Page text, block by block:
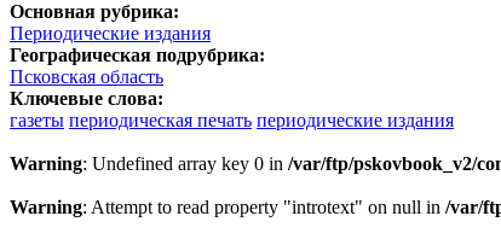
Основная рубрика:
Периодические издания
Географическая подрубрика:
Псковская область
Ключевые слова:
газеты периодическая печать периодические издания
Warning: Undefined array key 0 in /var/ftp/pskovbook_v2/
Warning: Attempt to read property "introtext" on null in /var/